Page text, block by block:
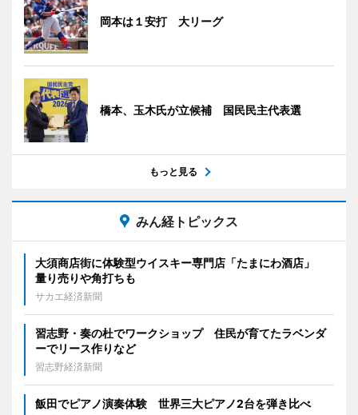
岡本は１安打 大リーグ
橋本、玉木氏が立候補 国民民主代表選
もっと見る
みん経トピックス
大須商店街に体験型ウイスキー専門店「たまにわ酒店」
量り売りや角打ちも
サカエ経済新聞
習志野・奏の杜でワークショップ 住民が育てたラベンダ
ーでリース作りなど
習志野経済新聞
飯田でピアノ演奏体験 世界三大ピアノ2台を弾き比べ